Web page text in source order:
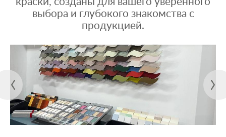
выбора и глубокого знакомства с
продукцией.